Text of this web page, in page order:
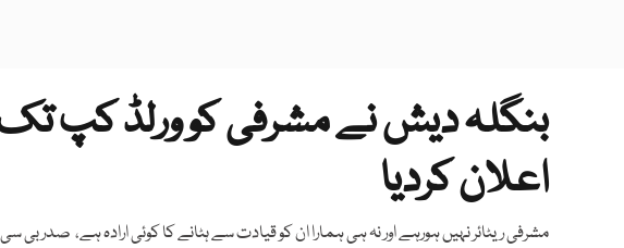
بنگلہ دیش نے مشرفی کو ورلڈ کپ تک
اعلان کردیا
مشرفی ریٹائر نہیں ہورہے اور نہ ہی ہمارا ان کو قیادت سے ہٹانے کا کوئی ارادہ ہے، صدر بی